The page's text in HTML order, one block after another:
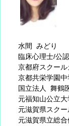
水間 みどり
臨床心理士/公
京都府スクー
京都共栄学園
国立法人 舞鶴
元福知山公立
元滋賀県スク
元滋賀県立総